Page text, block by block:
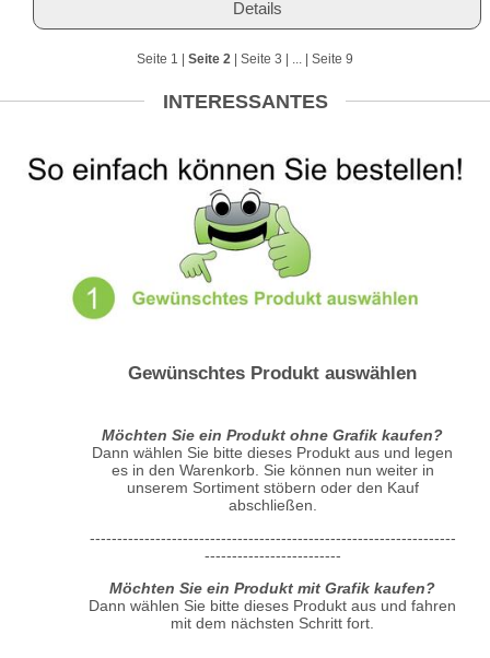
Details
Seite 1 Seite 2 Seite 3 | ... | Seite 9
INTERESSANTES
Gewünschtes Produkt auswählen
Möchten Sie ein Produkt ohne Grafik kaufen?
Dann wählen Sie bitte dieses Produkt aus und legen
es in den Warenkorb. Sie können nun weiter in
unserem Sortiment stöbern oder den Kauf
abschließen.
-------------------------------------------------------------------
-------------------------
Möchten Sie ein Produkt mit Grafik kaufen?
Dann wählen Sie bitte dieses Produkt aus und fahren
mit dem nächsten Schritt fort.